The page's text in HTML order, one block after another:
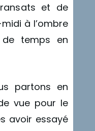
et de
à l’ombre
temps en
partons en
vue pour le
avoir essayé